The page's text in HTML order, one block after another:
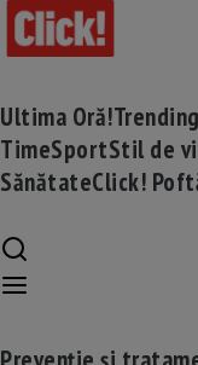
Ultima Oră!Trending
TimeSportStil de
SănătateClick!